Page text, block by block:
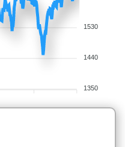
1530
1440
1350